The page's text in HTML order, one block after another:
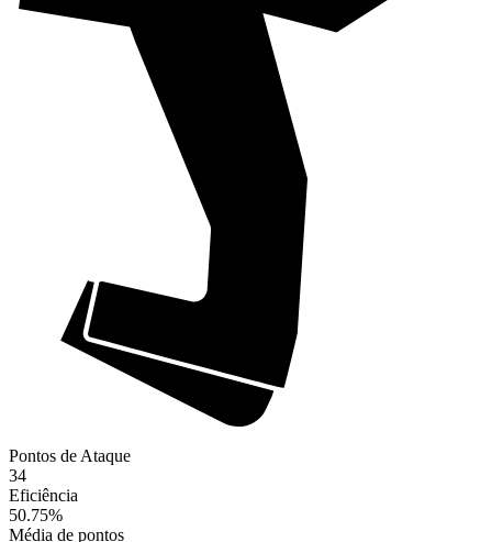
Pontos de Ataque
34
Eficiência
50.75%
Média de pontos